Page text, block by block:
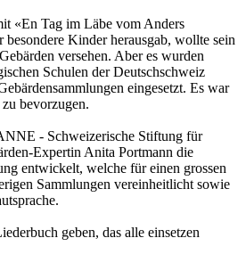
«En Tag im Läbe vom Anders
Kinder herausgab, wollte sein
versehen. Aber es wurden
Schulen der Deutschschweiz
eingesetzt. Es war
bevorzugen.
- Schweizerische Stiftung für
Expertin Anita Portmann die
entwickelt, welche für einen grossen
Sammlungen vereinheitlicht sowie
geben, das alle einsetzen